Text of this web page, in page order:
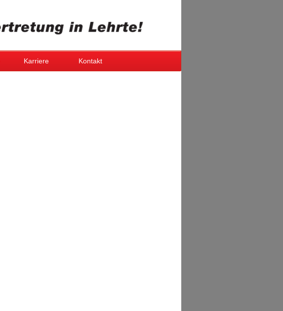
Karriere Kontakt